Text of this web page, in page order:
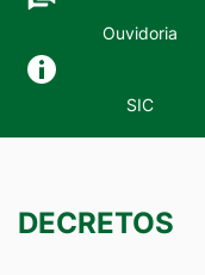
Ouvidoria
SIC
DECRETOS